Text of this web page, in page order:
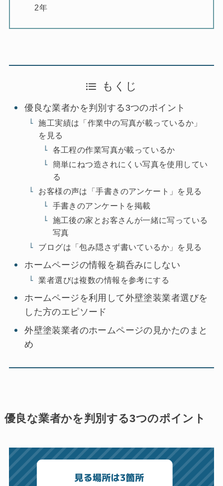
2年
もくじ
優良な業者かを判別する3つのポイント
施工実績は「作業中の写真が載っているか」
を見る
各工程の作業写真が載っているか
簡単にねつ造されにくい写真を使用してい
る
お客様の声は「手書きのアンケート」を見る
手書きのアンケートを掲載
施工後の家とお客さんが一緒に写っている
写真
ブログは「包み隠さず書いているか」を見る
ホームページの情報を鵜呑みにしない
業者選びは複数の情報を参考にする
ホームページを利用して外壁塗装業者選びを
した方のエピソード
外壁塗装業者のホームページの見かたのまと
め
優良な業者かを判別する3つのポイント